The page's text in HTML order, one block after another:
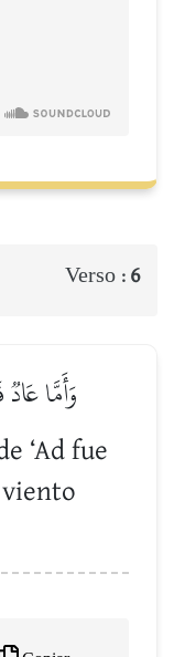
Verso : 6
وَأَمَّا
‘Ad fue